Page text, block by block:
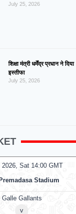
July 25, 2026
शिक्षा मंत्री धर्मेंद्र प्रधान ने दिया
इस्तीफा
July 25, 2026
2026, Sat 14:00 GMT
Stadium
Galle Gallants
v